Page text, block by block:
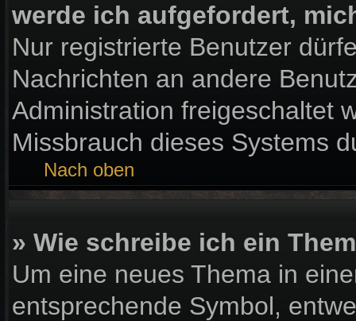
werde ich aufgefordert,
Nur registrierte Benutzer
Nachrichten an andere
Administration freigeschaltet
Missbrauch dieses Systems
Nach oben
» Wie schreibe ich ein
Um eine neues Thema in
entsprechende Symbol,